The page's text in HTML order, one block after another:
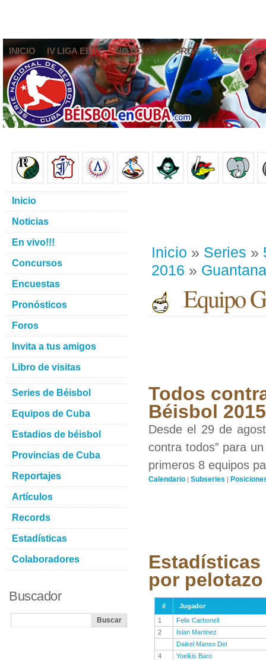
INICIO IV LIGA ELITE NOTICIAS FOROS
Inicio » Series »
2016 »
Equipo
Todos
Béisbol
Desde el 29 de
contra todos” para
primeros 8 equipos
Calendario | Subseries |
Estadísticas
por pelotazo
#
Jugador
1
Felix Carbonell
2
Islan Martinez
Daikel Manso Del
4
Yoelkis Baro
Inicio
Noticias
En vivo!!!
Concursos
Encuestas
Pronósticos
Foros
Invita a tus amigos
Libro de visitas
Series de Béisbol
Equipos de Cuba
Estadios de béisbol
Provincias de Cuba
Reportajes
Artículos
Records
Estadísticas
Colaboradores
Buscador